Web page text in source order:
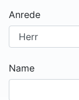
Anrede
Name